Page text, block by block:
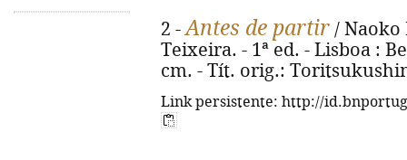
2 -Antes de partir / Naoko
Teixeira. - 1ª ed. - Lisboa :
cm. - Tít. orig.:
Link persistente: http://